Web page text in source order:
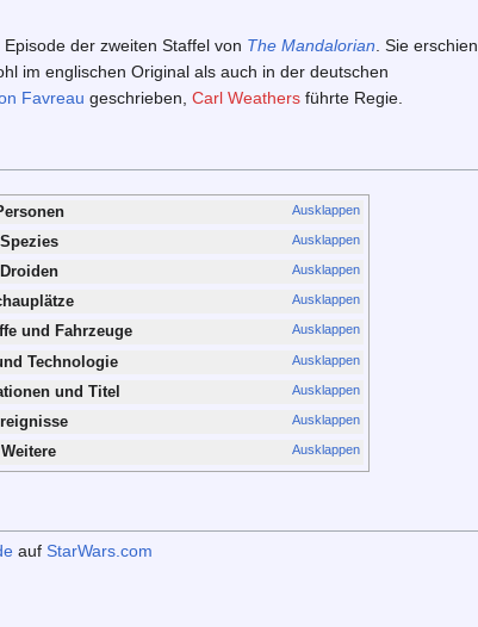
Episode der zweiten Staffel von The Mandalorian . Sie erschien
im englischen Original als auch in der deutschen
Favreau geschrieben, Carl Weathers führte Regie.
Ausklappen
Spezies Ausklappen
Droiden Ausklappen
Ausklappen
und Fahrzeuge Ausklappen
Technologie Ausklappen
und Titel Ausklappen
Ausklappen
Weitere Ausklappen
auf StarWars.com